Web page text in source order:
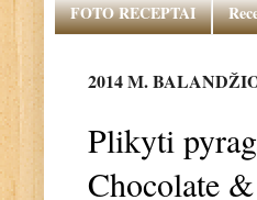
FOTO RECEPTAI
2014 M.
Plikyti
Chocolate